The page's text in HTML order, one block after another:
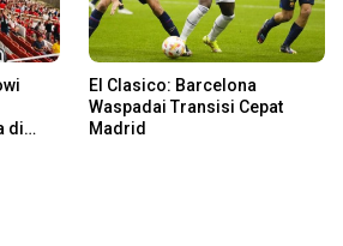
di
El Clasico: Barcelona
Waspadai Transisi Cepat
Madrid